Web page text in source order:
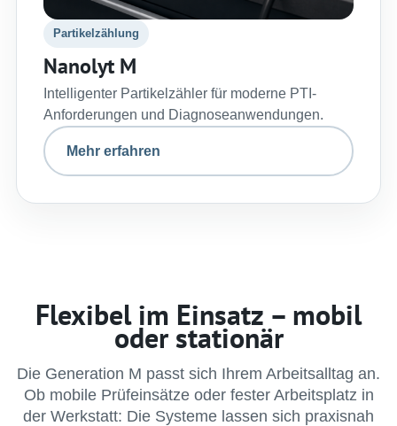
Partikelzählung
Nanolyt M
Intelligenter Partikelzähler für moderne PTI-
Anforderungen und Diagnoseanwendungen.
Mehr erfahren
Flexibel im Einsatz – mobil
oder stationär
Die Generation M passt sich Ihrem Arbeitsalltag an.
Ob mobile Prüfeinsätze oder fester Arbeitsplatz in
der Werkstatt: Die Systeme lassen sich praxisnah